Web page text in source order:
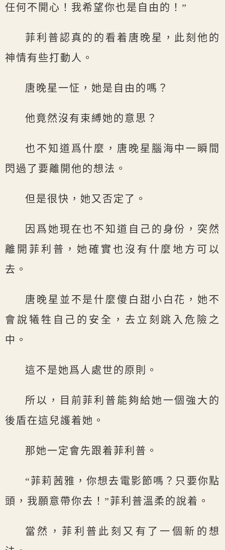
任何不開心！我希望你也是自由的！”
菲利普認真的的看着唐晚星，此刻他的
神情有些打動人。
唐晚星一怔，她是自由的嗎？
他竟然沒有束縛她的意思？
也不知道爲什麼，唐晚星腦海中一瞬間
閃過了要離開他的想法。
但是很快，她又否定了。
因爲她現在也不知道自己的身份，突然
離開菲利普，她確實也沒有什麼地方可以
去。
唐晚星並不是什麼傻白甜小白花，她不
會說犧牲自己的安全，去立刻跳入危險之
中。
這不是她爲人處世的原則。
所以，目前菲利普能夠給她一個強大的
後盾在這兒護着她。
那她一定會先跟着菲利普。
“菲莉茜雅，你想去電影節嗎？只要你點
頭，我願意帶你去！”菲利普溫柔的說着。
當然，菲利普此刻又有了一個新的想